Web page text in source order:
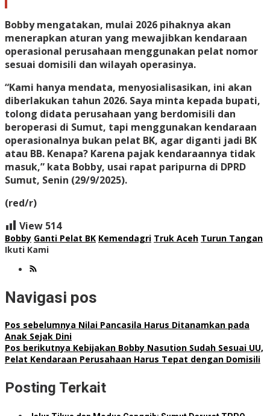
Bobby mengatakan, mulai 2026 pihaknya akan
menerapkan aturan yang mewajibkan kendaraan
operasional perusahaan menggunakan pelat nomor
sesuai domisili dan wilayah operasinya.
“Kami hanya mendata, menyosialisasikan, ini akan
diberlakukan tahun 2026. Saya minta kepada bupati,
tolong didata perusahaan yang berdomisili dan
beroperasi di Sumut, tapi menggunakan kendaraan
operasionalnya bukan pelat BK, agar diganti jadi BK
atau BB. Kenapa? Karena pajak kendaraannya tidak
masuk,” kata Bobby, usai rapat paripurna di DPRD
Sumut, Senin (29/9/2025).
(red/r)
View 514
Bobby Ganti Pelat BK Kemendagri Truk Aceh Turun Tangan
Ikuti Kami
Navigasi pos
Pos sebelumnya Nilai Pancasila Harus Ditanamkan pada
Anak Sejak Dini
Pos berikutnya Kebijakan Bobby Nasution Sudah Sesuai UU,
Pelat Kendaraan Perusahaan Harus Tepat dengan Domisili
Posting Terkait